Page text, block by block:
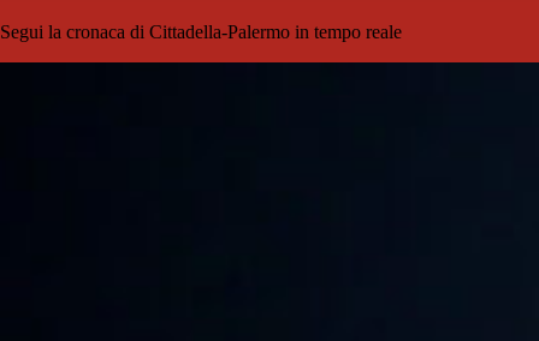
Segui la cronaca di Cittadella-Palermo in tempo reale